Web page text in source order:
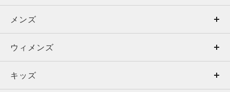
メンズ
ウィメンズ
キッズ
メンズ
トップス
ボトムス
ウィメンズ
トップス
キッズ